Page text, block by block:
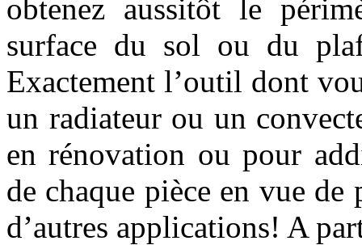
obtenez aussitôt le
surface du sol ou du
Exactement l’outil dont
un radiateur ou un
en rénovation ou pour
de chaque pièce en vue
d’autres applications! A